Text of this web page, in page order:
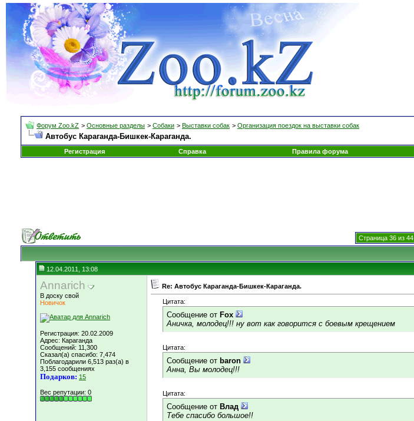
Форум Zoo.kZ > Основные разделы > Собаки > Выставки собак > Организация поездок на выставки собак
Автобус Караганда-Бишкек-Караганда.
Регистрация
Справка Правила форума
Страница 36 из 44
12.04.2011, 13:08
Annarich
В доску свой
Новичок
Регистрация: 20.02.2009
Адрес: Караганда
Сообщений: 11,300
Сказал(а) спасибо: 7,474
Поблагодарили 6,513 раз(а) в
3,155 сообщениях
Подарков: 15
Вес репутации: 0
Re: Автобус Караганда-Бишкек-Караганда.
Цитата:
Сообщение от Fox
Аничка, молодец!!! ну вот как говорится с боевым крещением
Цитата:
Сообщение от baron
Анна, Вы молодец!!!
Цитата:
Сообщение от Влад
Тебе спасибо большое!!